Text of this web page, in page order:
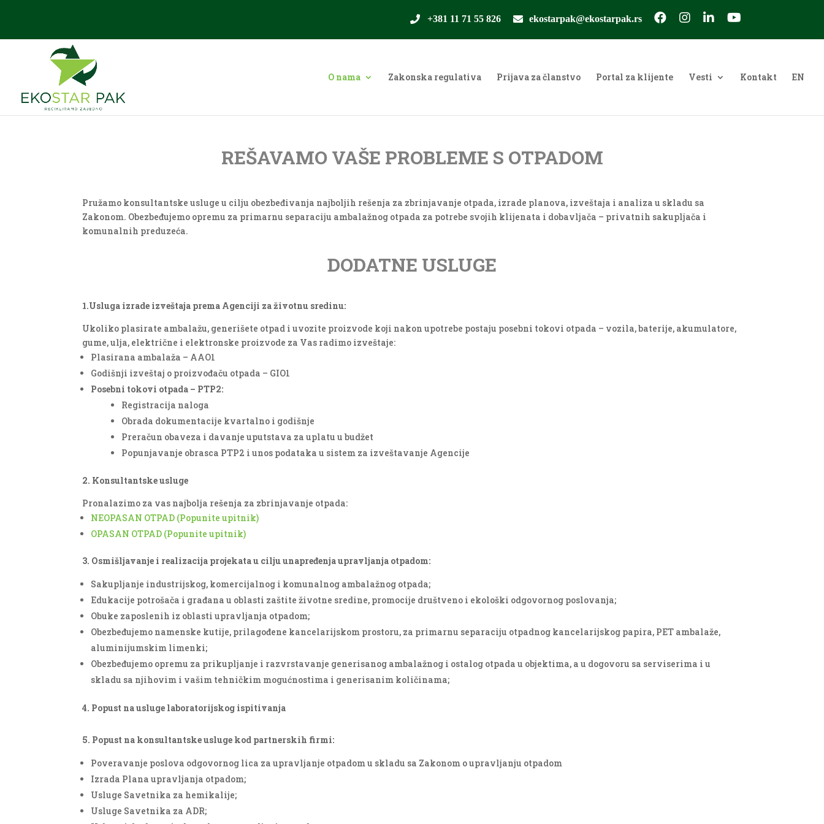
+381 11 71 55 826 ekostarpak@ekostarpak.rs
O nama Zakonska regulativa Prijava za članstvo Portal za klijente Vesti Kontakt EN
REŠAVAMO VAŠE PROBLEME S OTPADOM
Pružamo konsultantske usluge u cilju obezbeđivanja najboljih rešenja za zbrinjavanje otpada, izrade planova, izveštaja i analiza u skladu sa
Zakonom. Obezbeđujemo opremu za primarnu separaciju ambalažnog otpada za potrebe svojih klijenata i dobavljača – privatnih sakupljača i
komunalnih preduzeća.
DODATNE USLUGE
1.Usluga izrade izveštaja prema Agenciji za životnu sredinu:
Ukoliko plasirate ambalažu, generišete otpad i uvozite proizvode koji nakon upotrebe postaju posebni tokovi otpada – vozila, baterije, akumulatore,
gume, ulja, električne i elektronske proizvode za Vas radimo izveštaje:
Plasirana ambalaža – AAO1
Godišnji izveštaj o proizvođaču otpada – GIO1
Posebni tokovi otpada – PTP2:
Registracija naloga
Obrada dokumentacije kvartalno i godišnje
Preračun obaveza i davanje uputstava za uplatu u budžet
Popunjavanje obrasca PTP2 i unos podataka u sistem za izveštavanje Agencije
2. Konsultantske usluge
Pronalazimo za vas najbolja rešenja za zbrinjavanje otpada:
NEOPASAN OTPAD (Popunite upitnik)
OPASAN OTPAD (Popunite upitnik)
3. Osmišljavanje i realizacija projekata u cilju unapređenja upravljanja otpadom:
Sakupljanje industrijskog, komercijalnog i komunalnog ambalažnog otpada;
Edukacije potrošača i građana u oblasti zaštite životne sredine, promocije društveno i ekološki odgovornog poslovanja;
Obuke zaposlenih iz oblasti upravljanja otpadom;
Obezbeđujemo namenske kutije, prilagođene kancelarijskom prostoru, za primarnu separaciju otpadnog kancelarijskog papira, PET ambalaže,
aluminijumskim limenki;
Obezbeđujemo opremu za prikupljanje i razvrstavanje generisanog ambalažnog i ostalog otpada u objektima, a u dogovoru sa serviserima i u
skladu sa njihovim i vašim tehničkim mogućnostima i generisanim količinama;
4. Popust na usluge laboratorijskog ispitivanja
5. Popust na konsultantske usluge kod partnerskih firmi:
Poveravanje poslova odgovornog lica za upravljanje otpadom u skladu sa Zakonom o upravljanju otpadom
Izrada Plana upravljanja otpadom;
Usluge Savetnika za hemikalije;
Usluge Savetnika za ADR;